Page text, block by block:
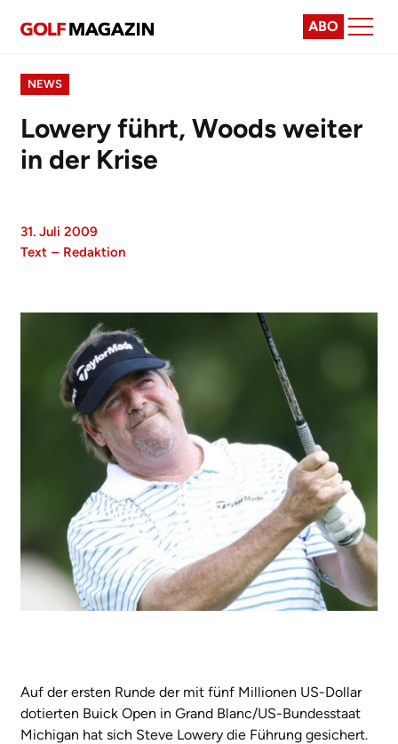
ABO
NEWS
Lowery führt, Woods weiter
in der Krise
31. Juli 2009
Text – Redaktion
Auf der ersten Runde der mit fünf Millionen US-Dollar
dotierten Buick Open in Grand Blanc/US-Bundesstaat
Michigan hat sich Steve Lowery die Führung gesichert.